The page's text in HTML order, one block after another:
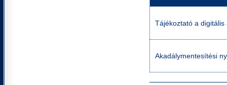
Tájékoztató a
Akadálymentesítési